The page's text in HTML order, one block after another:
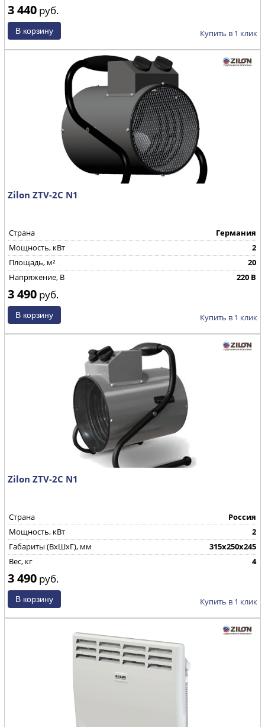
3 440 руб.
Купить в 1 клик
Zilon ZTV-2С N1
Страна
Германия
Мощность, кВт
2
Площадь, м²
20
Напряжение, В
220 В
3 490 руб.
Купить в 1 клик
Zilon ZTV-2С N1
Страна
Россия
Мощность, кВт
2
Габариты (ВхШхГ), мм
315х250х245
Вес, кг
4
3 490 руб.
Купить в 1 клик